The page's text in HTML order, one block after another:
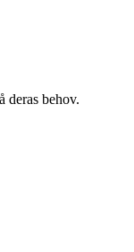
deras behov.